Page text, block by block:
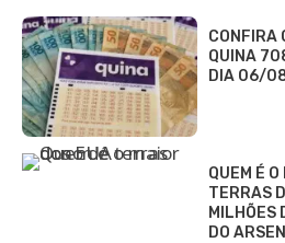
CONFIRA
QUINA
DIA 06/
QUEM É
TERRAS
MILHÕES
DO